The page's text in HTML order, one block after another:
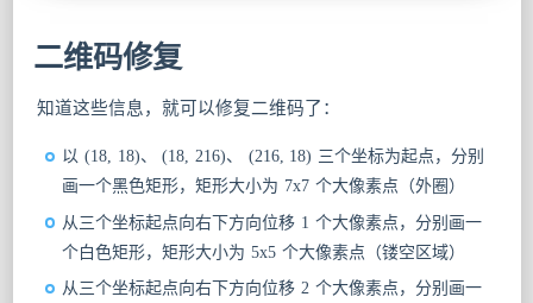
二维码修复
知道这些信息，就可以修复二维码了：
以 (18, 18)、 (18, 216)、 (216, 18) 三个坐标为起点，分别
画一个黑色矩形，矩形大小为 7x7 个大像素点（外圈）
从三个坐标起点向右下方向位移 1 个大像素点，分别画一
个白色矩形，矩形大小为 5x5 个大像素点（镂空区域）
从三个坐标起点向右下方向位移 2 个大像素点，分别画一